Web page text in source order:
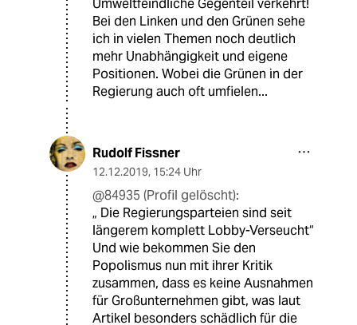
Umweltfeindliche Gegenteil verkehrt!
Bei den Linken und den Grünen sehe
ich in vielen Themen noch deutlich
mehr Unabhängigkeit und eigene
Positionen. Wobei die Grünen in der
Regierung auch oft umfielen...
Rudolf Fissner
12.12.2019, 15:24 Uhr
@84935 (Profil gelöscht):
„ Die Regierungsparteien sind seit
längerem komplett Lobby-Verseucht“
Und wie bekommen Sie den
Popolismus nun mit ihrer Kritik
zusammen, dass es keine Ausnahmen
für Großunternehmen gibt, was laut
Artikel besonders schädlich für die